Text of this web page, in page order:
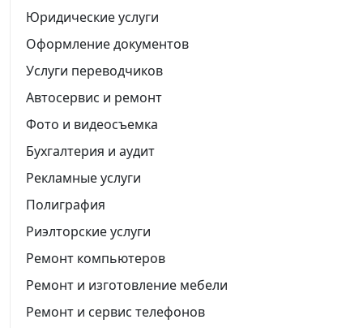
Юридические услуги
Оформление документов
Услуги переводчиков
Автосервис и ремонт
Фото и видеосъемка
Бухгалтерия и аудит
Рекламные услуги
Полиграфия
Риэлторские услуги
Ремонт компьютеров
Ремонт и изготовление мебели
Ремонт и сервис телефонов